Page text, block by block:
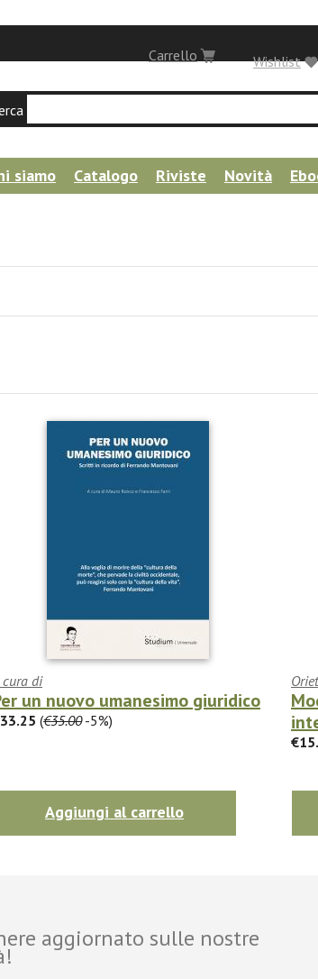
Carrello Wishlist
siamo Catalogo Riviste Novità
di
un nuovo umanesimo giuridico
(€35.00-5%)
Aggiungi al carrello
aggiornato sulle nostre